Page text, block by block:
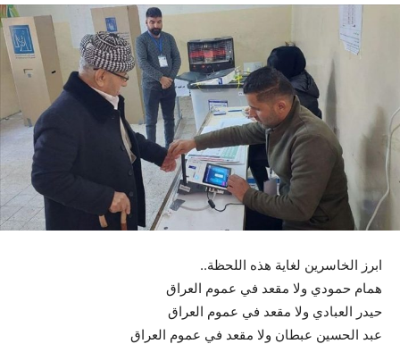
‏ابرز الخاسرين لغاية هذه اللحظة..
‏همام حمودي ولا مقعد في عموم العراق
‏حيدر العبادي ولا مقعد في عموم العراق
‏عبد الحسين عبطان ولا مقعد في عموم العراق